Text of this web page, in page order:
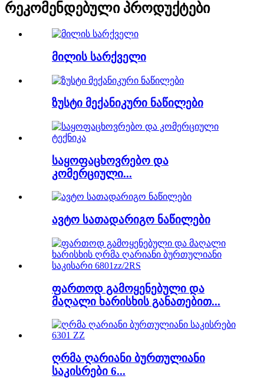
რეკომენდებული პროდუქტები
მილის სარქველი
ზუსტი მექანიკური ნაწილები
საყოფაცხოვრებო და
კომერციული...
ავტო სათადარიგო ნაწილები
ფართოდ გამოყენებული და
მაღალი ხარისხის განათებით...
ღრმა ღარიანი ბურთულიანი
საკისრები 6...